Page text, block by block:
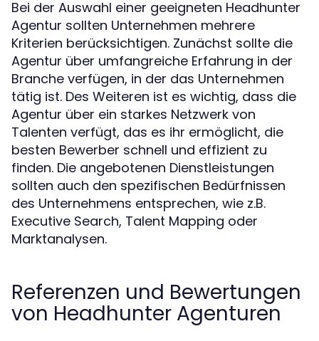
Bei der Auswahl einer geeigneten Headhunter
Agentur sollten Unternehmen mehrere
Kriterien berücksichtigen. Zunächst sollte die
Agentur über umfangreiche Erfahrung in der
Branche verfügen, in der das Unternehmen
tätig ist. Des Weiteren ist es wichtig, dass die
Agentur über ein starkes Netzwerk von
Talenten verfügt, das es ihr ermöglicht, die
besten Bewerber schnell und effizient zu
finden. Die angebotenen Dienstleistungen
sollten auch den spezifischen Bedürfnissen
des Unternehmens entsprechen, wie z.B.
Executive Search, Talent Mapping oder
Marktanalysen.
Referenzen und Bewertungen
von Headhunter Agenturen